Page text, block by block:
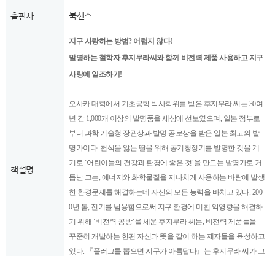
출판사 북센스
책설명
지구 사랑하는 방법? 어렵지 않다!
발명하는 철학자 후지무라씨와 함께 비전력 제품 사용하고 지구
사랑에 일조하기!
오사카 대학에서 기초공학 박사학위를 받은 후지무라 씨는 30여
년 간 1,000개 이상의 발명품을 세상에 선보였으며, 일본 정부로
부터 과학 기술청 장관상과 발명 공로상을 받은 일본 최고의 발
명가이다. 천식을 앓는 딸을 위해 공기청정기를 발명한 것을 계
기로 ‘어린이들의 건강과 환경에 좋은 것’을 만드는 발명가로 거
듭난 그는, 에너지와 화학물질을 지나치게 사용하는 바람에 발생
한 환경문제를 해결하는데 자신의 모든 능력을 바치고 있다. 200
0년 봄, 전기를 남용함으로써 지구 환경에 미친 악영향을 해결하
기 위해 ‘비전력 공방’을 세운 후지무라 씨는, 비전력 제품들을
꾸준히 개발하는 한편 자신과 뜻을 같이 하는 제자들을 육성하고
있다. 『플러그를 뽑으면 지구가 아름답다』는 후지무라 씨가 그